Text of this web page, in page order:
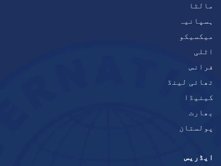
مالٹا
ہسپانیہ
میکسیکو
اٹلی
فرانس
تھائی لینڈ
کینیڈا
بھارت
پولستان
ایڈریس